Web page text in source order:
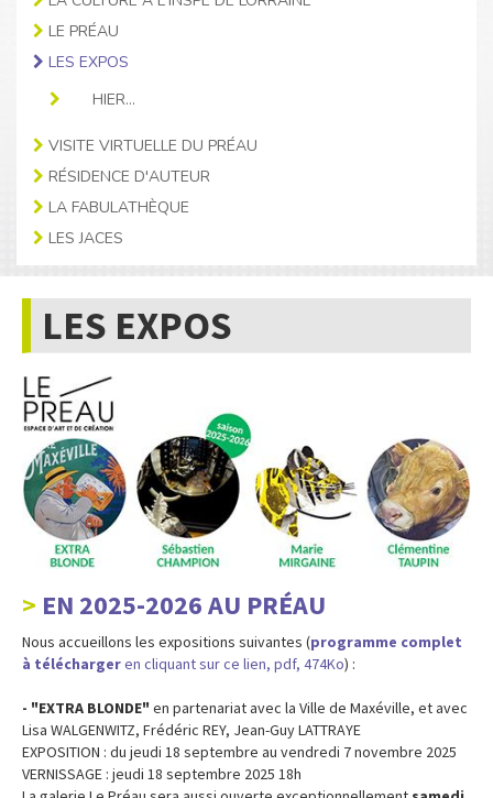
LE PRÉAU
LES EXPOS
HIER...
VISITE VIRTUELLE DU PRÉAU
RÉSIDENCE D'AUTEUR
LA FABULATHÈQUE
LES JACES
LES EXPOS
Image
EN 2025-2026 AU PRÉAU
Nous accueillons les expositions suivantes (programme complet
à téléchargeren cliquant sur ce lien, pdf, 474Ko) :
- "EXTRA BLONDE" en partenariat avec la Ville de Maxéville, et avec
Lisa WALGENWITZ, Frédéric REY, Jean-Guy LATTRAYE
EXPOSITION : du jeudi 18 septembre au vendredi 7 novembre 2025
VERNISSAGE : jeudi 18 septembre 2025 18h